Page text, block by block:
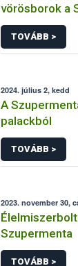
vörösborok a
TOVÁBB >
2024. július 2, kedd
A
palackból
TOVÁBB >
2023. november 30,
Szupermenta
TOVÁBB >